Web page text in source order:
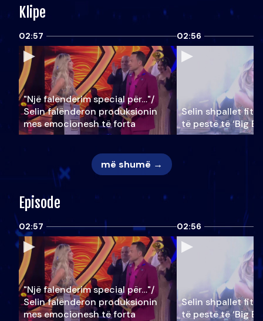
Klipe
02:57
"Një falenderim special për…"/
Selin falënderon produksionin
mes emocionesh të forta
02:56
Selin shpallet
të pestë të ‘Big
më shumë →
Episode
02:57
"Një falenderim special për…"/
Selin falënderon produksionin
mes emocionesh të forta
02:56
Selin shpallet
të pestë të ‘Big